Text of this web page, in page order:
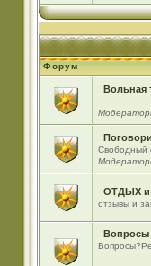
Форум
Вольная
Свободный
ОТДЫХ
отзывы и
Вопросы